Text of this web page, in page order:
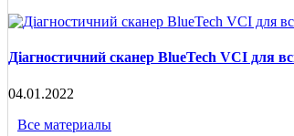
Діагностичний сканер BlueTech VCI для
04.01.2022
Все материалы